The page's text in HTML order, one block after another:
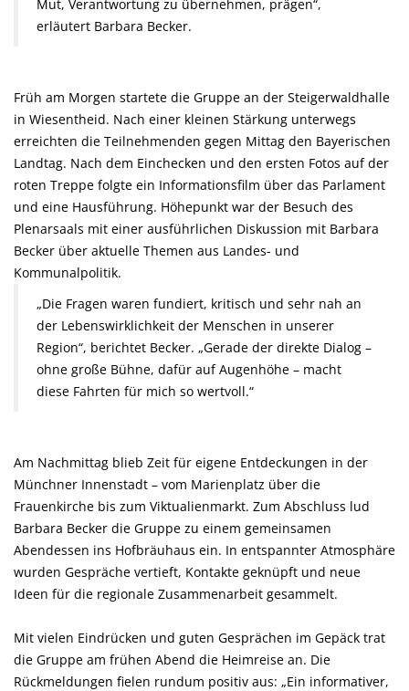
Mut, Verantwortung zu übernehmen, prägen“,
erläutert Barbara Becker.
Früh am Morgen startete die Gruppe an der Steigerwaldhalle
in Wiesentheid. Nach einer kleinen Stärkung unterwegs
erreichten die Teilnehmenden gegen Mittag den Bayerischen
Landtag. Nach dem Einchecken und den ersten Fotos auf der
roten Treppe folgte ein Informationsfilm über das Parlament
und eine Hausführung. Höhepunkt war der Besuch des
Plenarsaals mit einer ausführlichen Diskussion mit Barbara
Becker über aktuelle Themen aus Landes- und
Kommunalpolitik.
Die Fragen waren fundiert, kritisch und sehr nah an
der Lebenswirklichkeit der Menschen in unserer
Region“, berichtet Becker. „Gerade der direkte Dialog –
ohne große Bühne, dafür auf Augenhöhe – macht
diese Fahrten für mich so wertvoll.“
Am Nachmittag blieb Zeit für eigene Entdeckungen in der
Münchner Innenstadt – vom Marienplatz über die
Frauenkirche bis zum Viktualienmarkt. Zum Abschluss lud
Barbara Becker die Gruppe zu einem gemeinsamen
Abendessen ins Hofbräuhaus ein. In entspannter Atmosphäre
wurden Gespräche vertieft, Kontakte geknüpft und neue
Ideen für die regionale Zusammenarbeit gesammelt.
Mit vielen Eindrücken und guten Gesprächen im Gepäck trat
die Gruppe am frühen Abend die Heimreise an. Die
Rückmeldungen fielen rundum positiv aus: „Ein informativer,